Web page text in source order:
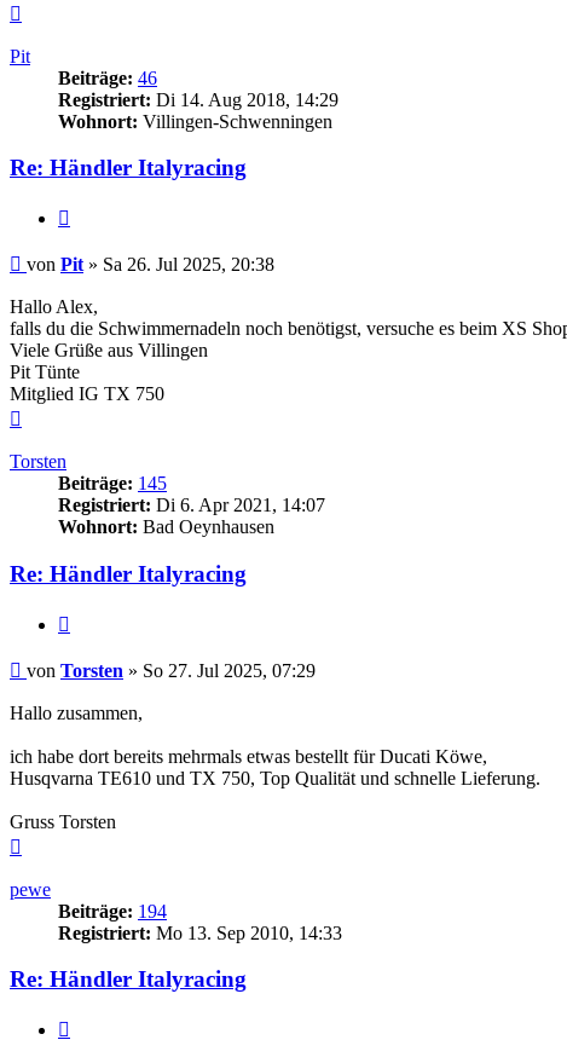
Pit
Beiträge: 46
Registriert: Di 14. Aug 2018, 14:29
Wohnort: Villingen-Schwenningen
Re: Händler Italyracing
Beitrag
von Pit » Sa 26. Jul 2025, 20:38
Hallo Alex,
falls du die Schwimmernadeln noch benötigst, versuche es beim XS
Viele Grüße aus Villingen
Pit Tünte
Mitglied IG TX 750
Torsten
Beiträge: 145
Registriert: Di 6. Apr 2021, 14:07
Wohnort: Bad Oeynhausen
Re: Händler Italyracing
Beitrag
von Torsten » So 27. Jul 2025, 07:29
Hallo zusammen,
ich habe dort bereits mehrmals etwas bestellt für Ducati Köwe,
Husqvarna TE610 und TX 750, Top Qualität und schnelle Lieferung.
Gruss Torsten
pewe
Beiträge: 194
Registriert: Mo 13. Sep 2010, 14:33
Re: Händler Italyracing